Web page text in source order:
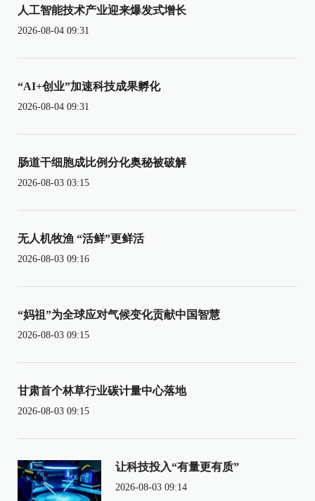
人工智能技术产业迎来爆发式增长
2026-08-04 09:31
“AI+创业”加速科技成果孵化
2026-08-04 09:31
肠道干细胞成比例分化奥秘被破解
2026-08-03 03:15
无人机牧渔 “活鲜”更鲜活
2026-08-03 09:16
“妈祖”为全球应对气候变化贡献中国智慧
2026-08-03 09:15
甘肃首个林草行业碳计量中心落地
2026-08-03 09:15
让科技投入“有量更有质”
2026-08-03 09:14